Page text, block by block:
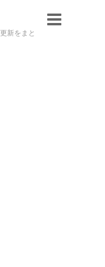
新をまと